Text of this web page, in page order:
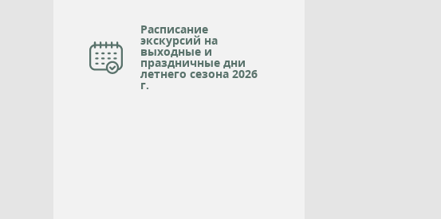
Расписание
экскурсий на
выходные и
праздничные дни
летнего сезона 2026
г.